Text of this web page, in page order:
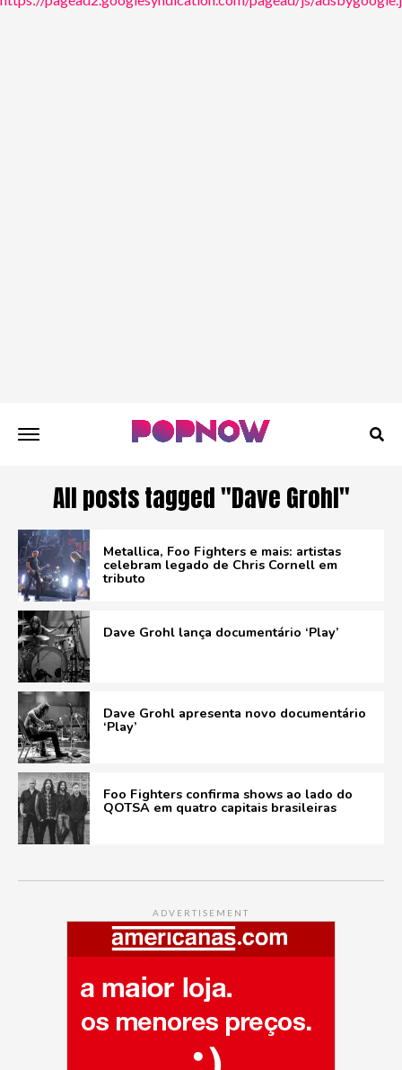
All posts tagged "Dave Grohl"
Metallica, Foo Fighters e mais: artistas
celebram legado de Chris Cornell em
tributo
Dave Grohl lança documentário ‘Play’
Dave Grohl apresenta novo documentário
‘Play’
Foo Fighters confirma shows ao lado do
QOTSA em quatro capitais brasileiras
ADVERTISEMENT